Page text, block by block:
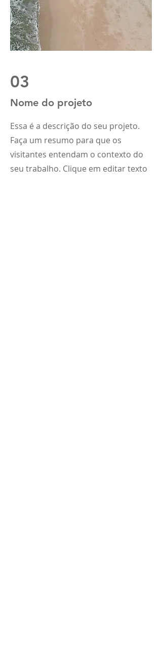
03
Nome do projeto
Essa é a descrição do seu projeto.
Faça um resumo para que os
visitantes entendam o contexto do
seu trabalho. Clique em editar texto